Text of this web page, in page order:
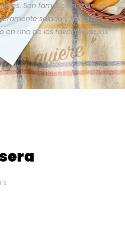
Son famosos el «pan de
salado y textura
en uno de los favoritos de los